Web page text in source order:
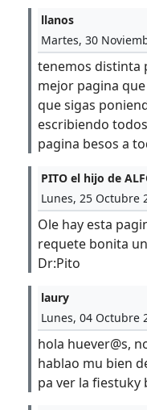
llanos
Martes, 30
tenemos distinta
mejor pagina
que sigas
escribiendo
pagina besos a
PITO el hijo de
Lunes, 25 Octubre
Ole hay esta
requete bonita
Dr:Pito
laury
Lunes, 04 Octubre
hola huever@s,
hablao mu bien
pa ver la fiestuky